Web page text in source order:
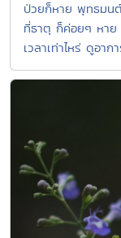
ป่วยก็หาย พุทธมน
ที่ธาตุ ก็ค่อยๆ หาย
เวลาเท่าไหร่ ดูอา